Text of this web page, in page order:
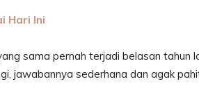
Hari Ini
sama pernah terjadi belasan tahun
jawabannya sederhana dan agak